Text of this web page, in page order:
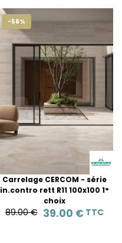
-56%
Carrelage CERCOM - série
in.contro rett R11 100x100 1°
choix
89.00 € 39.00 € TTC